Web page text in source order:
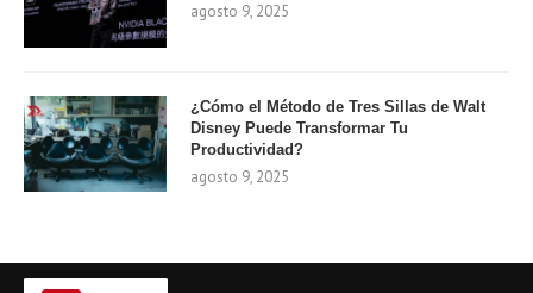
agosto 9, 2025
¿Cómo el Método de Tres Sillas de Walt
Disney Puede Transformar Tu
Productividad?
agosto 9, 2025